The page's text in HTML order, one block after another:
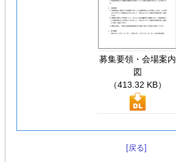
募集要領・会場案内
図
（413.32 KB）
[戻る]